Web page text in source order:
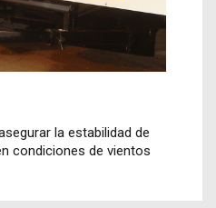
la estabilidad de
condiciones de vientos